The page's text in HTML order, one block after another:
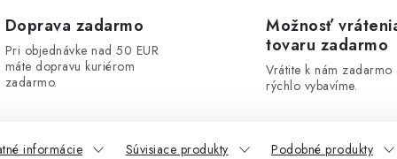
Doprava zadarmo
Pri objednávke nad 50 EUR
máte dopravu kuriérom
zadarmo.
Možnosť
tovaru zadarmo
Vrátite k nám zadarmo
rýchlo vybavíme.
informácie Súvisiace produkty Podobné produkty